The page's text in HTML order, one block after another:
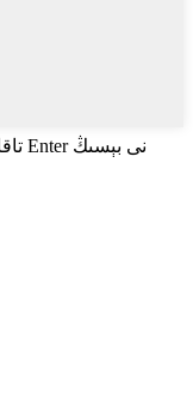
تاقاش ئۈچۈن Enter نى بېسىڭ